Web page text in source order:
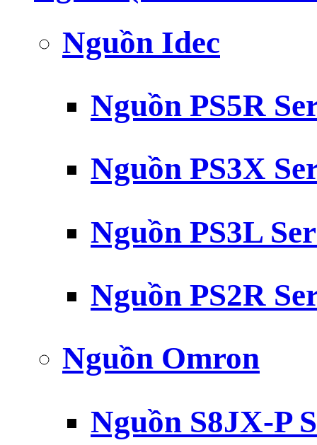
Nguồn Idec
Nguồn PS5R
Nguồn PS3X
Nguồn PS3L
Nguồn PS2R
Nguồn Omron
Nguồn S8JX-P